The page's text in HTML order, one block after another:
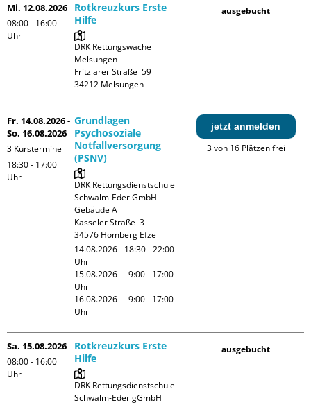
Mi. 12.08.2026
08:00 - 16:00
Uhr
Rotkreuzkurs Erste
Hilfe
DRK Rettungswache
Melsungen
Fritzlarer Straße  59
ausgebucht
Fr. 14.08.2026 -
So. 16.08.2026
3 Kurstermine
18:30 - 17:00
Uhr
Grundlagen
Psychosoziale
Notfallversorgung
(PSNV)
DRK Rettungsdienstschule
Schwalm-Eder GmbH -
Gebäude A
Kasseler Straße  3
14.08.2026 - 18:30 - 22:00
Uhr
15.08.2026 -   9:00 - 17:00
Uhr
16.08.2026 -   9:00 - 17:00
Uhr
jetzt anmelden
3 von 16 Plätzen frei
Sa. 15.08.2026
08:00 - 16:00
Uhr
Rotkreuzkurs Erste
Hilfe
DRK Rettungsdienstschule
Schwalm-Eder gGmbH
ausgebucht